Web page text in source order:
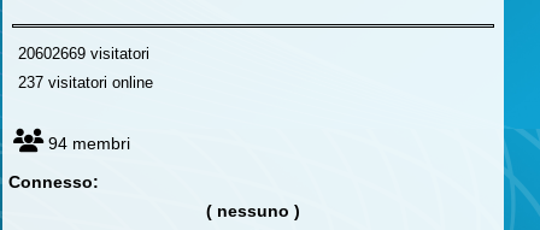
20602669 visitatori
237 visitatori online
94 membri
Connesso:
( nessuno )